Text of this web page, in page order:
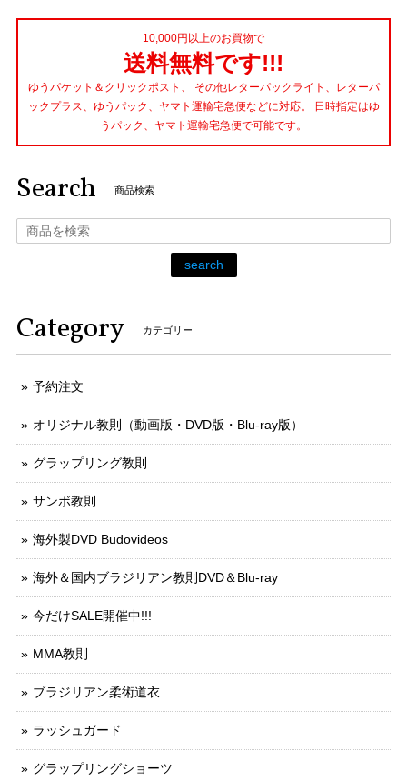
10,000円以上のお買物で
送料無料です!!!
ゆうパケット＆クリックポスト、 その他レターパックライト、レターパ
ックプラス、ゆうパック、ヤマト運輸宅急便などに対応。 日時指定はゆ
うパック、ヤマト運輸宅急便で可能です。
Search 商品検索
search
Category カテゴリー
予約注文
オリジナル教則（動画版・DVD版・Blu-ray版）
グラップリング教則
サンボ教則
海外製DVD Budovideos
海外＆国内ブラジリアン教則DVD＆Blu-ray
今だけSALE開催中!!!
MMA教則
ブラジリアン柔術道衣
ラッシュガード
グラップリングショーツ